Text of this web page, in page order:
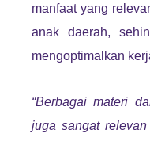
manfaat yang
anak daerah,
mengoptimalkan
“Berbagai materi
juga sangat